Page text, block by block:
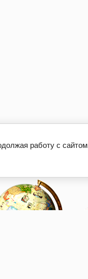
работу с